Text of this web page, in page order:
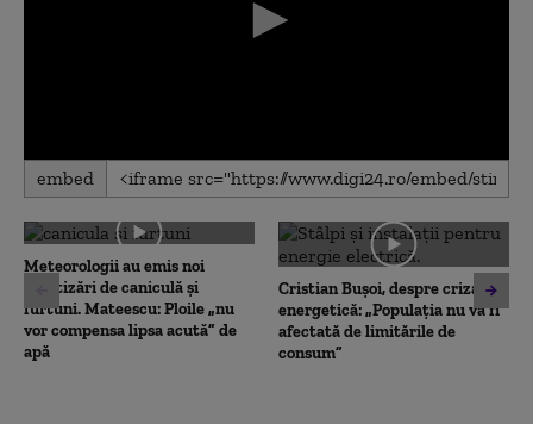
0
seconds
0
seconds
embed
Meteorologii au emis noi
avertizări de caniculă și
furtuni. Mateescu: Ploile „nu
vor compensa lipsa acută” de
apă
Cristian Bușoi, despre criza
energetică: „Populația nu va fi
afectată de limitările de
consum”